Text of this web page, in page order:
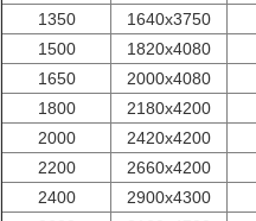
1350
1640x3750
1500
1820x4080
1650
2000x4080
1800
2180x4200
2000
2420x4200
2200
2660x4200
2400
2900x4300